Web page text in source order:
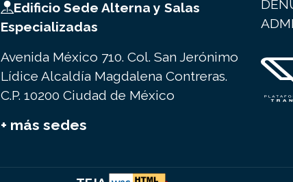
Edificio Sede Alterna y Salas
Especializadas
Avenida México 710. Col. San Jerónimo
Lídice Alcaldía Magdalena Contreras.
C.P. 10200 Ciudad de México
+ más sedes